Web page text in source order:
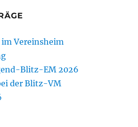
im Vereinsheim
Blitz-EM 2026
der Blitz-VM